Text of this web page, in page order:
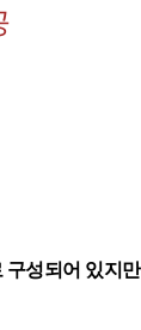
성되어 있지